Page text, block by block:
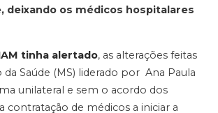
deixando os médicos hospitalares
tinha alertado, as alterações feitas
Saúde (MS) liderado por Ana Paula
unilateral e sem o acordo dos
contratação de médicos a iniciar a